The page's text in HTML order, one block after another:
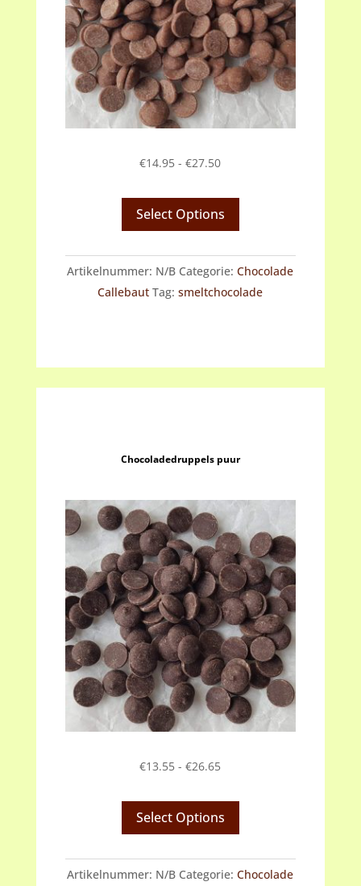
€14.95 - €27.50Prijsklasse:
Select Options
Artikelnummer: N/B Categorie: Chocolade
Callebaut Tag: smeltchocolade
Chocoladedruppels puur
€13.55 - €26.65Prijsklasse:
Select Options
Artikelnummer: N/B Categorie: Chocolade